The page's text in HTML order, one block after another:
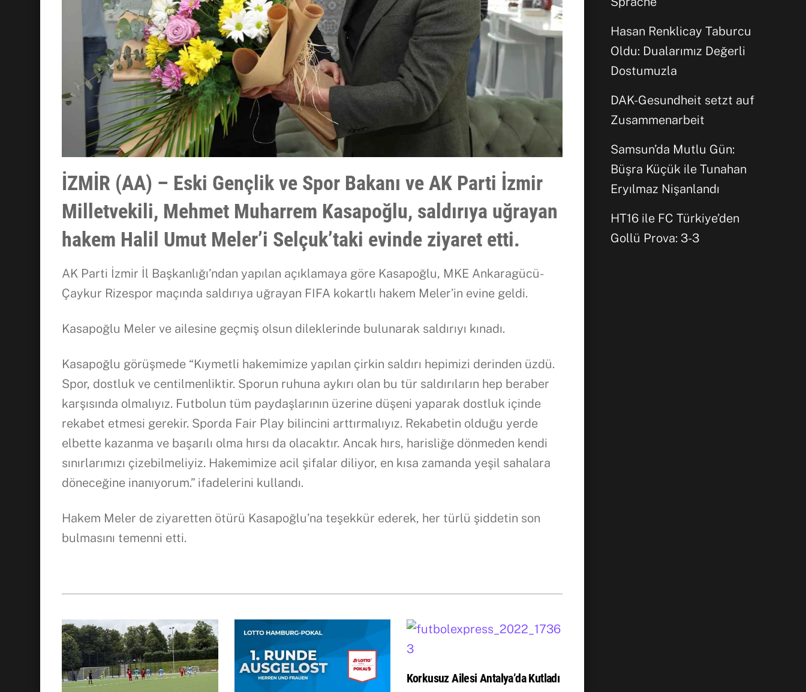
İZMİR (AA) – Eski Gençlik ve Spor Bakanı ve AK Parti İzmir
Milletvekili, Mehmet Muharrem Kasapoğlu, saldırıya uğrayan
hakem Halil Umut Meler’i Selçuk’taki evinde ziyaret etti.
AK Parti İzmir İl Başkanlığı’ndan yapılan açıklamaya göre Kasapoğlu, MKE Ankaragücü-
Çaykur Rizespor maçında saldırıya uğrayan FIFA kokartlı hakem Meler’in evine geldi.
Kasapoğlu Meler ve ailesine geçmiş olsun dileklerinde bulunarak saldırıyı kınadı.
Kasapoğlu görüşmede “Kıymetli hakemimize yapılan çirkin saldırı hepimizi derinden üzdü.
Spor, dostluk ve centilmenliktir. Sporun ruhuna aykırı olan bu tür saldırıların hep beraber
karşısında olmalıyız. Futbolun tüm paydaşlarının üzerine düşeni yaparak dostluk içinde
rekabet etmesi gerekir. Sporda Fair Play bilincini arttırmalıyız. Rekabetin olduğu yerde
elbette kazanma ve başarılı olma hırsı da olacaktır. Ancak hırs, harisliğe dönmeden kendi
sınırlarımızı çizebilmeliyiz. Hakemimize acil şifalar diliyor, en kısa zamanda yeşil sahalara
döneceğine inanıyorum.” ifadelerini kullandı.
Hakem Meler de ziyaretten ötürü Kasapoğlu’na teşekkür ederek, her türlü şiddetin son
bulmasını temenni etti.
Korkusuz Ailesi Antalya’da Kutladı
Hasan Renklicay Taburcu
Oldu: Dualarımız Değerli
Dostumuzla
DAK-Gesundheit setzt auf
Zusammenarbeit
Samsun’da Mutlu Gün:
Büşra Küçük ile Tunahan
Eryılmaz Nişanlandı
HT16 ile FC Türkiye’den
Gollü Prova: 3-3